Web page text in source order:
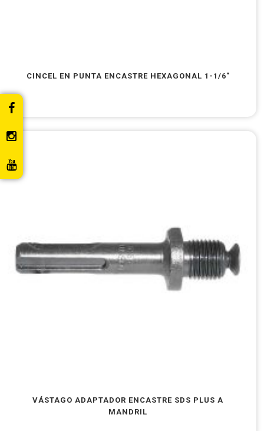
CINCEL EN PUNTA ENCASTRE HEXAGONAL 1-1/6″
VÁSTAGO ADAPTADOR ENCASTRE SDS PLUS A
MANDRIL